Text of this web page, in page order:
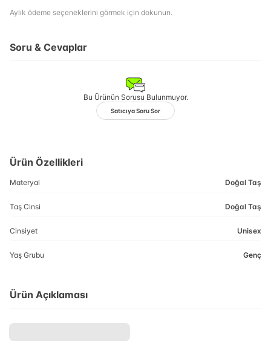
Aylık ödeme seçeneklerini görmek için dokunun.
Soru & Cevaplar
Bu Ürünün Sorusu Bulunmuyor.
Satıcıya Soru Sor
Ürün Özellikleri
Materyal Doğal Taş
Taş Cinsi Doğal Taş
Cinsiyet Unisex
Yaş Grubu Genç
Ürün Açıklaması